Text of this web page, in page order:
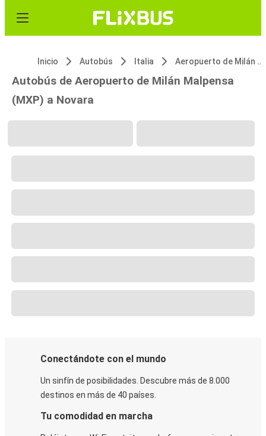
Inicio Autobús Italia Aeropuerto de Milán Malpensa (MXP)
Autobús de Aeropuerto de Milán Malpensa
(MXP) a Novara
Conectándote con el mundo
Un sinfín de posibilidades. Descubre más de 8.000
destinos en más de 40 países.
Tu comodidad en marcha